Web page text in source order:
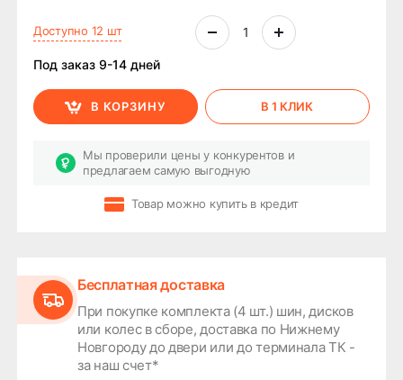
Доступно 12 шт
Под заказ 9-14 дней
В КОРЗИНУ В 1 КЛИК
Мы проверили цены у конкурентов и
предлагаем самую выгодную
Товар можно купить в кредит
Бесплатная доставка
При покупке комплекта (4 шт.) шин, дисков
или колес в сборе, доставка по Нижнему
Новгороду до двери или до терминала ТК -
за наш счет*